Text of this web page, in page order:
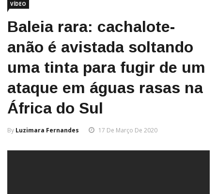
VÍDEO
Baleia rara: cachalote-
anão é avistada soltando
uma tinta para fugir de um
ataque em águas rasas na
África do Sul
By Luzimara Fernandes 17 De Março De 2020